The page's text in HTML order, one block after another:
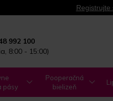
Registrujte
992 100
8:00 - 15:00)
pásy
Pooperačná
bielizeň